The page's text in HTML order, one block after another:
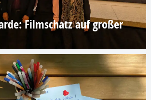
Filmschatz auf großer